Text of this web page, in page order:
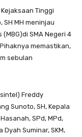
Tinggi
SH MH meninjau
SMA Negeri 4
memastikan,
sebulan
Freddy
Sunoto, SH, Kepala
SPd, MPd,
Suminar, SKM,